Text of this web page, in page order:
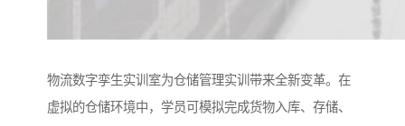
物流数字孪生实训室为仓储管理实训带来全新变革。在
虚拟的仓储环境中，学员可模拟完成货物入库、存储、